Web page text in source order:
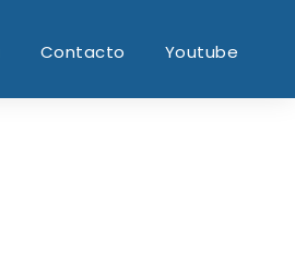
Contacto Youtube